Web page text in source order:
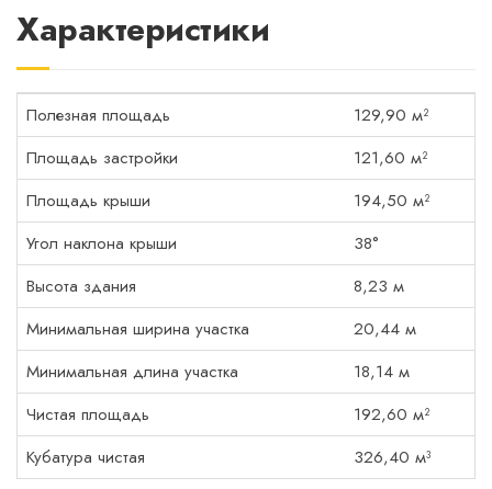
Характеристики
Полезная площадь
129,90 м²
Площадь застройки
121,60 м²
Площадь крыши
194,50 м²
Угол наклона крыши
38°
Высота здания
8,23 м
Минимальная ширина участка
20,44 м
Минимальная длина участка
18,14 м
Чистая площадь
192,60 м²
Кубатура чистая
326,40 м³